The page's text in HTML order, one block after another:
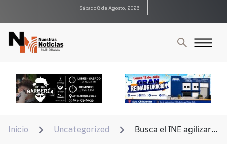
Sábado 8 de Agosto, 2026
Inicio  Uncategorized 
Busca el INE agilizar